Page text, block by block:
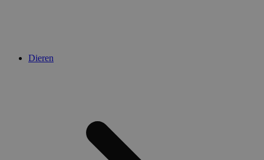
Dieren